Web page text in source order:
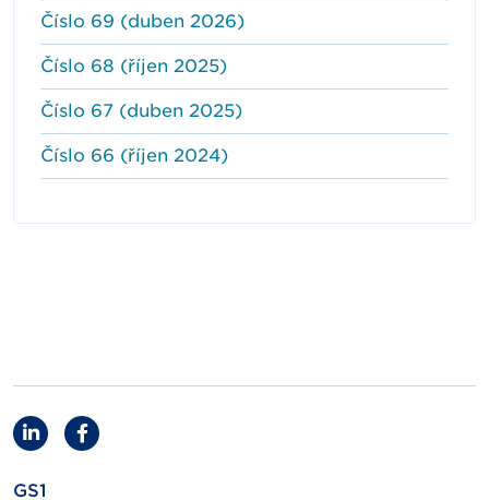
Číslo 69 (duben 2026)
Číslo 68 (říjen 2025)
Číslo 67 (duben 2025)
Číslo 66 (říjen 2024)
GS1